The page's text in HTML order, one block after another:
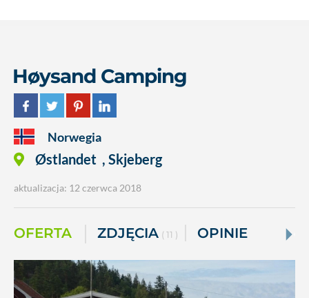
Høysand Camping
Norwegia
Østlandet , Skjeberg
aktualizacja: 12 czerwca 2018
OFERTA ZDJĘCIA ( 11 ) OPINIE